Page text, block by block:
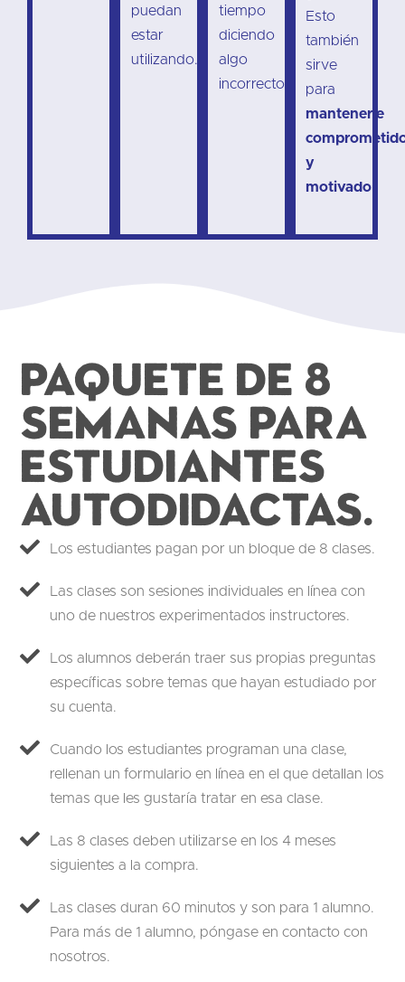
puedan
estar
utilizando.
tiempo
diciendo
algo
incorrecto.
Esto
también
sirve
para
mantenerle
y
motivado
Paquete de 8
semanas para
estudiantes
autodidactas.
Los estudiantes pagan por un bloque de 8 clases.
Las clases son sesiones individuales en línea con
uno de nuestros experimentados instructores.
Los alumnos deberán traer sus propias preguntas
específicas sobre temas que hayan estudiado por
su cuenta.
Cuando los estudiantes programan una clase,
rellenan un formulario en línea en el que detallan los
temas que les gustaría tratar en esa clase.
Las 8 clases deben utilizarse en los 4 meses
siguientes a la compra.
Las clases duran 60 minutos y son para 1 alumno.
Para más de 1 alumno, póngase en contacto con
nosotros.